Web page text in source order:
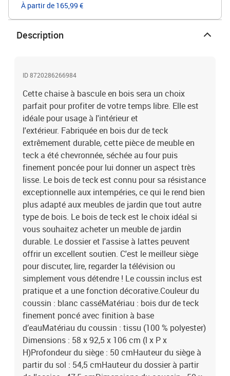
À partir de 165,99 €
Description
ID 8720286266984
Cette chaise à bascule en bois sera un choix
parfait pour profiter de votre temps libre. Elle est
idéale pour usage à l'intérieur et
l'extérieur. Fabriquée en bois dur de teck
extrêmement durable, cette pièce de meuble en
teck a été chevronnée, séchée au four puis
finement poncée pour lui donner un aspect très
lisse. Le bois de teck est connu pour sa résistance
exceptionnelle aux intempéries, ce qui le rend bien
plus adapté aux meubles de jardin que tout autre
type de bois. Le bois de teck est le choix idéal si
vous souhaitez acheter un meuble de jardin
durable. Le dossier et l'assise à lattes peuvent
offrir un excellent soutien. C'est le meilleur siège
pour discuter, lire, regarder la télévision ou
simplement vous détendre ! Le coussin inclus est
pratique et a une fonction décorative.Couleur du
coussin : blanc casséMatériau : bois dur de teck
finement poncé avec finition à base
d’eauMatériau du coussin : tissu (100 % polyester)
Dimensions : 58 x 92,5 x 106 cm (l x P x
H)Profondeur du siège : 50 cmHauteur du siège à
partir du sol : 54,5 cmHauteur du dossier à partir